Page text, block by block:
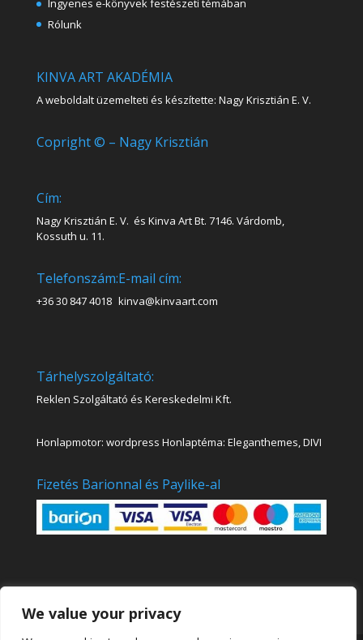
We value your privacy
Ingyenes e-könyvek festészeti témában
Rólunk
KINVA ART AKADÉMIA
A weboldalt üzemelteti és készítette: Nagy Krisztián E. V.
Copright © – Nagy Krisztián
Cím:
Nagy Krisztián E. V. és Kinva Art Bt. 7146. Várdomb,
Kossuth u. 11.
Telefonszám:
+36 30 847 4018
E-mail cím:
kinva@kinvaart.com
Tárhelyszolgáltató:
Reklen Szolgáltató és Kereskedelmi Kft.
Honlapmotor: wordpress Honlaptéma: Eleganthemes, DIVI
Fizetés Barionnal és Paylike-al